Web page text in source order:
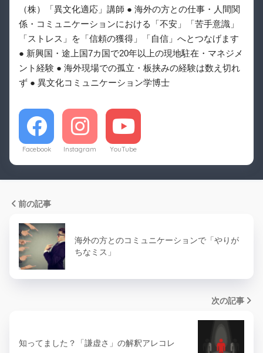
（株）「異文化適応」講師 ● 海外の方との仕事・人間関
係・コミュニケーションにおける「不安」「苦手意識」
「ストレス」を「信頼の獲得」「自信」へとつなげます
● 新興国・途上国7カ国で20年以上の現地駐在・マネジメ
ント経験 ● 海外現場での孤立・板挟みの経験は数え切れ
ず ● 異文化コミュニケーション学博士
Facebook Instagram YouTube
前の記事
海外の方とのコミュニケーションで「やりが
ちなミス」
次の記事
知ってました？「謙虚さ」の解釈アレコレ